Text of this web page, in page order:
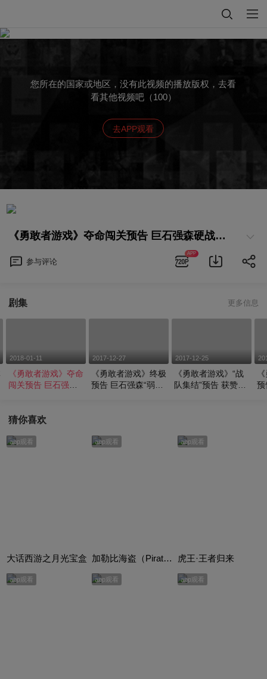
您所在的国家或地区，没有此视频的播放版权，去看
看其他视频吧（100）
去APP观看
《勇敢者游戏》夺命闯关预告 巨石强森硬战群兽
参与评论
APP
剧集 更多信息
2018-01-11
《勇敢者游戏》夺命
闯关预告 巨石强森
2017-12-27
《勇敢者游戏》终极
预告 巨石强森“弱鸡
2017-12-25
《勇敢者游戏》“战
队集结”预告 获赞最
预
猜你喜欢
app观看
大话西游之月光宝盒
app观看
加勒比海盗（Pirates of the Caribbean: The Curse of the Black Pearl）英语版
app观看
虎王·王者归来
app观看 app观看 app观看